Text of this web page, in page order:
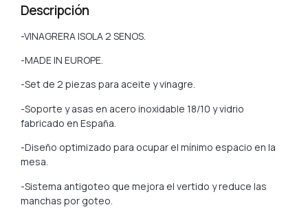
Descripción
-VINAGRERA ISOLA 2 SENOS.
-MADE IN EUROPE.
-Set de 2 piezas para aceite y vinagre.
-Soporte y asas en acero inoxidable 18/10 y vidrio
fabricado en España.
-Diseño optimizado para ocupar el mínimo espacio en la
mesa.
-Sistema antigoteo que mejora el vertido y reduce las
manchas por goteo.